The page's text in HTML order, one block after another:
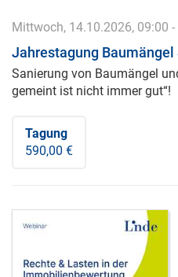
Mittwoch, 14.10.2026, 09:00 -
Jahrestagung Baumängel
Sanierung von Baumängel
gemeint ist nicht immer gut“!
Tagung
590,00 €